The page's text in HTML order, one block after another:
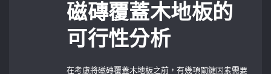
磁磚覆蓋木地板的
可行性分析
在考慮將磁磚覆蓋木地板之前，有幾項關鍵因素需要